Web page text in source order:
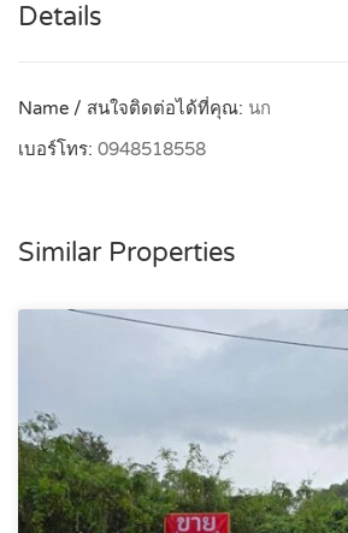
Details
Name / สนใจติดต่อได้ที่คุณ: นก
เบอร์โทร: 0948518558
Similar Properties